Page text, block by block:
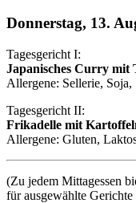
Donnerstag, 13.
Tagesgericht I:
Japanisches Curry mit
Allergene: Sellerie, Soja,
Tagesgericht II:
Frikadelle mit
Allergene: Gluten,
(Zu jedem Mittagessen
für ausgewählte Gerichte